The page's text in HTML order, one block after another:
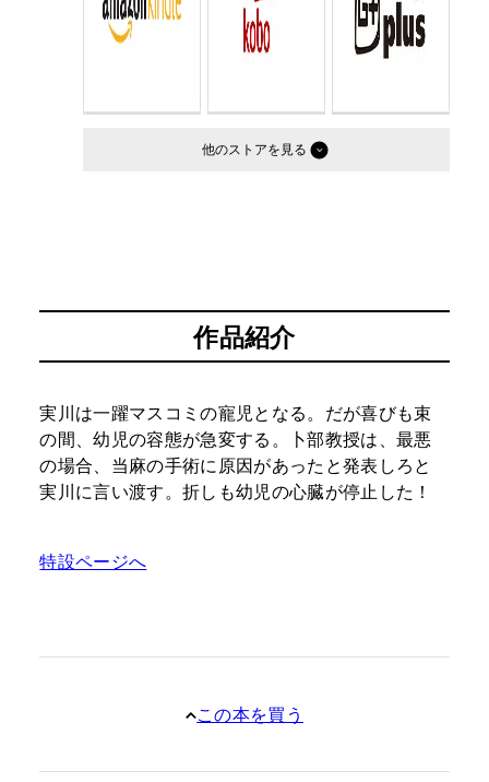
他のストア
作品紹介
実川は一躍マスコミの寵児となる。だが喜びも束
の間、幼児の容態が急変する。卜部教授は、最悪
の場合、当麻の手術に原因があったと発表しろと
実川に言い渡す。折しも幼児の心臓が停止した！
特設ページへ
この本を買う